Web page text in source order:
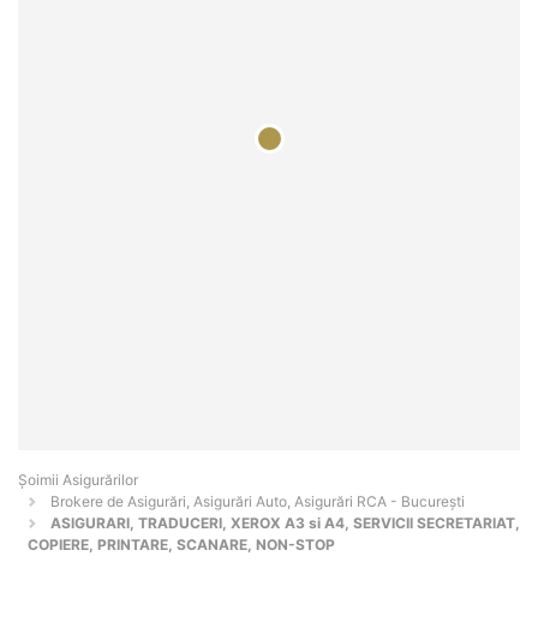
Șoimii Asigurărilor
Brokere de Asigurări, Asigurări Auto, Asigurări RCA - Bucureşti
ASIGURARI, TRADUCERI, XEROX A3 si A4, SERVICII SECRETARIAT,
COPIERE, PRINTARE, SCANARE, NON-STOP